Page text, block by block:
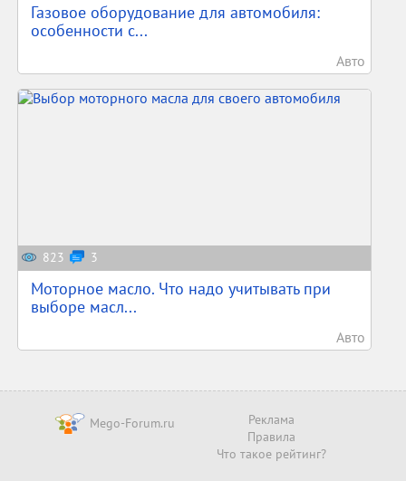
Газовое оборудование для автомобиля:
особенности с...
Авто
823 3
Моторное масло. Что надо учитывать при
выборе масл...
Авто
Mego-Forum.ru
Реклама
Правила
Что такое рейтинг?